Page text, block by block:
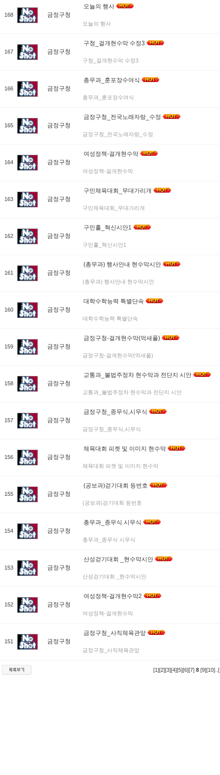
168 금정구청
오늘의 행사
오늘의 행사
167 금정구청
구청_걸개현수막 수정3
구청_걸개현수막 수정3
166 금정구청
총무과_훈포장수여식
총무과_훈포장수여식
165 금정구청
금정구청_전국노래자랑_수정
금정구청_전국노래자랑_수정
164 금정구청
여성정책-걸개현수막
여성정책-걸개현수막
163 금정구청
구민체육대회_무대가리개
구민체육대회_무대가리개
162 금정구청
구민홀_혁신시안1
구민홀_혁신시안1
161 금정구청
(총무과) 행사안내 현수막시안
(총무과) 행사안내 현수막시안
160 금정구청
대학수학능력 특별단속
대학수학능력 특별단속
159 금정구청
금정구청-걸개현수막(억새풀)
금정구청-걸개현수막(억새풀)
158 금정구청
교통과_불법주정차 현수막과 전단지 시안
교통과_불법주정차 현수막과 전단지 시안
157 금정구청
금정구청_종무식,시무식
금정구청_종무식,시무식
156 금정구청
체육대회 피켓 및 이미지 현수막
체육대회 피켓 및 이미지 현수막
155 금정구청
(공보과)걷기대회 등번호
(공보과)걷기대회 등번호
154 금정구청
총무과_종무식 시무식
총무과_종무식 시무식
153 금정구청
산성걷기대회 _현수막시안
산성걷기대회 _현수막시안
152 금정구청
여성정책-걸개현수막2
여성정책-걸개현수막
151 금정구청
금정구청_사직체육관앞
금정구청_사직체육관앞
[1][2][3][4][5][6][7] 8 [9][10]